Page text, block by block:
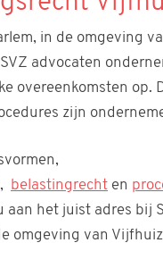
in de omgeving
advocaten
overeenkomsten op.
zijn
, belastingrecht en
het juist adres bij
omgeving van